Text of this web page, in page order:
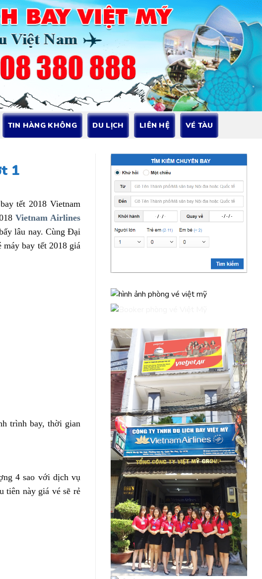
TIN HÀNG KHÔNG DU LỊCH LIÊN HỆ VÉ TÀU
1
tết 2018 Vietnam
Vietnam Airlines
lâu nay. Cùng Đại
bay tết 2018 giá
trình bay, thời gian
4 sao với dịch vụ
tiên này giá vé sẽ rẻ